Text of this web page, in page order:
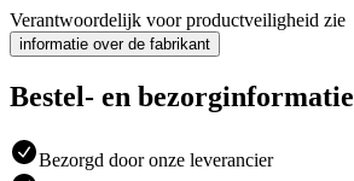
Verantwoordelijk voor productveiligheid zie
informatie over de fabrikant
Bestel- en bezorginformatie
Bezorgd door onze leverancier